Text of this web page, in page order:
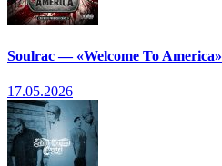
Soulrac — «Welcome To America»
17.05.2026